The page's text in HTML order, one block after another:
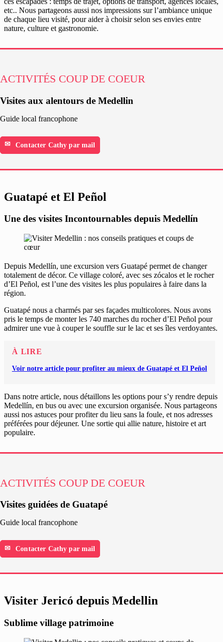
etc.. Nous partageons aussi nos impressions sur l’ambiance unique
de chaque lieu visité, pour aider à choisir selon ses envies entre
nature, culture et gastronomie.
ACTIVITÉS COUP DE COEUR
Visites aux alentours de Medellin
Guide local francophone
Contacter Cathy par mail
Guatapé et El Peñol
Une des visites Incontournables depuis Medellín
Depuis Medellín, une excursion vers Guatapé permet de changer
totalement de décor. Ce village coloré, avec ses zócalos et le rocher
d’El Peñol, est l’une des visites les plus populaires à faire dans la
région.
Guatapé nous a charmés par ses façades multicolores. Nous avons
pris le temps de monter les 740 marches du rocher d’El Peñol pour
admirer une vue à couper le souffle sur le lac et ses îles verdoyantes.
À LIRE
Voir notre article pour profiter au mieux de Guatapé et El Peñol
Dans notre article, nous détaillons les options pour s’y rendre depuis
Medellín, en bus ou avec une excursion organisée. Nous partageons
aussi nos astuces pour profiter du lieu sans la foule, et nos adresses
préférées pour déjeuner. Une sortie qui allie nature, histoire et art
populaire.
ACTIVITÉS COUP DE COEUR
Visites guidées de Guatapé
Guide local francophone
Contacter Cathy par mail
Visiter Jericó depuis Medellin
Sublime village patrimoine